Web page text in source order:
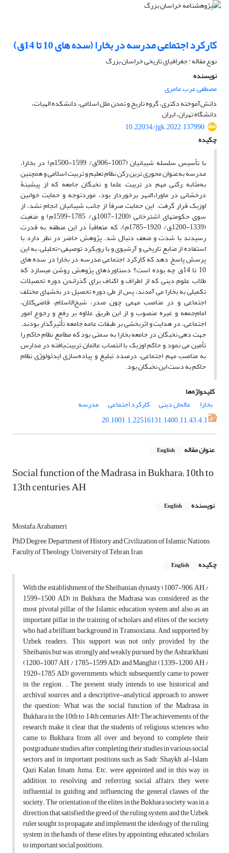
کارکرد اجتماعی مدرسه در بخارا (سده های 10 تا 14ق)
نوع مقاله : جغرافیای تاریخی خراسان بزرگ
نویسنده
مصطفی عرب عامری
دانش‌آموخته دکتری، گروه تاریخ و تمدن ملل اسلامی، دانشکده الهیات،
دانشگاه تهران، ایران
10.22034/jgk.2022.137990
چکیده
با تأسیس سلسله شیبانیان (1007-906ق/ 1599-1500م) در بخارا،
مدرسه به‌عنوان محوری­ ترین رکن نظام تعلیم و تربیت اسلامی و همچنین
به‌مثابه رکنی مهم در تربیت علما و نخبگان جامعه که از پیشینۀ
درخشانی در ماوراء­النهر برخوردار بود، موردتوجه و حمایت خوانین
اوزبک قرار گرفت. این حمایت صرفاً از جانب شیبانیان انجام نشد، از
سوی حکومت­های اَشترخانی (1200-1007ق/ 1785-1599م) و مَنغیت
(1339-1200ق/ 1920-1785م)، که متعاقباً در این منطقه به قدرت
رسیدند با شدت و ضعف دنبال شد. پژوهش حاضر در نظر دارد با
استفاده از منابع تاریخی و آرشیوی و با رویکرد توصیفی-تحلیلی، به این
پرسش پاسخ دهد که کارکرد اجتماعی مدرسه در بخارا در سده ­های
10 تا 14ق چه بوده است؟ دستاوردهای پژوهش­ روشن می­سازد که
طلاب علوم دینی که از اطراف و اکناف برای گذراندن دوره تحصیلات
تکمیلی به بخارا می­ آمدند، پس از طی دوره تحصیل در بخش­های مختلف
اجتماعی و در مناصب مهمی چون صدر، شیخ‌الاسلام، قاضی‌کلان،
امام‌جمعه و غیره منصوب و از این طریق علاوه بر رفع و رجوع امور
اجتماعی، در هدایت و اثربخشی بر طبقات عامه جامعه تأثیرگذار بودند.
جهت­ دهی نخبگان در جامعه بخارا به سمتی بود که مطامع نظام حاکم را
تأمین می­ نمود و حاکم اوزبک با انتصاب عالمان تربیت‌یافته در مدارس
به مناصب مهم اجتماعی، درصدد تبلیغ و پیاده‌سازی ایدئولوژی نظام
حاکم به دست این نخبگان بود.
کلیدواژه‌ها
بخارا
عالمان دینی کارکرد اجتماعی
مدرسه
20.1001.1.22516131.1400.11.43.4.1
عنوان مقاله English
Social function of the Madrasa in Bukhara; 10th to
13th centuries AH
نویسنده English
Mostafa Arabameri
PhD Degree, Department of History and Civilization of Islamic Nations,
Faculty of Theology, University of Tehran, Iran
چکیده
English
With the establishment of the Sheibanian dynasty (1007-906 AH /
1599-1500 AD) in Bukhara, the Madrasa was considered as the
most pivotal pillar of the Islamic education system and also as an
important pillar in the training of scholars and elites of the society
who had a brilliant background in Transoxiana. And supported by
Uzbek readers. This support was not only provided by the
Sheibanis, but was strongly and weakly pursued by the Ashtarkhani
(1200-1007 AH / 1785-1599 AD) and Manghit (1339-1200 AH /
1920-1785 AD) governments, which subsequently came to power
in the region. . The present study intends to use historical and
archival sources and a descriptive-analytical approach to answer
the question: What was the social function of the Madrasa in
Bukhara in the 10th to 14th centuries AH? The achievements of the
research make it clear that the students of religious sciences who
came to Bukhara from all over and beyond to complete their
postgraduate studies, after completing their studies in various social
sectors and in important positions such as Sadr, Shaykh al-Islam,
Qazi Kalan, Imam Juma. Etc. were appointed and in this way, in
addition to resolving and referring social affairs, they were
influential in guiding and influencing the general classes of the
society. The orientation of the elites in the Bukhara society was in a
direction that satisfied the greed of the ruling system, and the Uzbek
ruler sought to propagate and implement the ideology of the ruling
system in the hands of these elites by appointing educated scholars
to important social positions.